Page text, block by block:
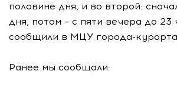
половине дня, и во второй:
дня, потом – с пяти вечера до 23
сообщили в МЦУ города-
Ранее мы сообщали: